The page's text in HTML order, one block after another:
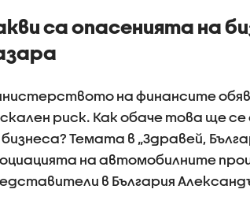
са опасенията на
на финансите
риск. Как обаче това ще
бизнеса? Темата в „Здравей,
на автомобилните
в България